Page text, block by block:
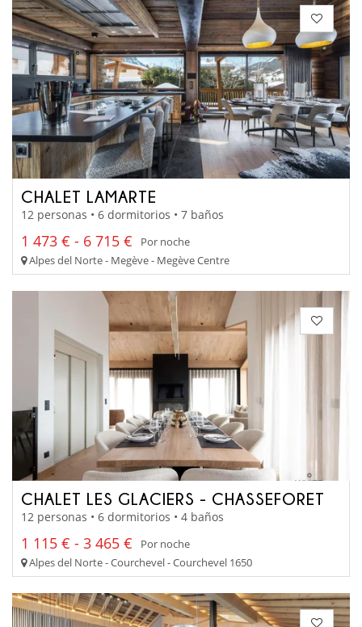
CHALET LAMARTE
12 personas • 6 dormitorios • 7 baños
1 473 € - 6 715 €
Por noche
Alpes del Norte - Megève - Megève Centre
CHALET LES GLACIERS - CHASSEFORET
12 personas • 6 dormitorios • 4 baños
1 115 € - 3 465 €
Por noche
Alpes del Norte - Courchevel - Courchevel 1650